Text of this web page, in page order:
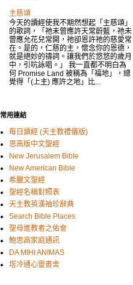
主慈頌
今天的讀經使我不期然想起「主慈頌」
的歌詞，「祂未曾應許天常蔚藍，祂未
曾應允花兒常開，祂卻恩許祂的慈愛常
在。是的，仁慈的主，懷念你的恩德，
就是絕妙的禱詞。讓我們於悠悠的歲月
中，引吭詠唱。」 我一直都不明白為
何 Promise Land 被稱為「福地」，總
覺得「(上主) 應許之地」比...
常用連結
每日讀經 (天主教禮儀版)
思高版中文聖經
New Jerusalem Bible
New American Bible
希臘文聖經
聖經名稱對照表
天主教英漢袖珍辭典
Search Bible Places
聖母進教者之佑會
鮑思高家庭通訊
DA MIHI ANIMAS
塔冷通心靈書舍